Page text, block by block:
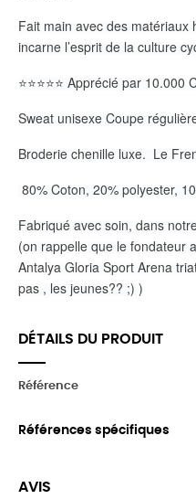
Fait main avec des
incarne l’esprit de la culture
⭐️⭐️⭐️⭐️⭐️ Apprécié par
Sweat unisexe Coupe
Broderie chenille luxe. Le
80% Coton, 20% polyester,
Fabriqué avec soin, dans
(on rappelle que le fondateur
Antalya Gloria Sport Arena
pas , les jeunes?? ;) )
DÉTAILS DU PRODUIT
Référence
Références spécifiques
AVIS